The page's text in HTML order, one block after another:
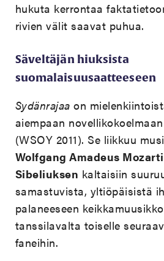
hukuta kerrontaa
rivien välit saavat puhua.
Säveltäjän hiuksista
suomalaisuusaatteeseen
Sydänrajaa on
aiempaan
(WSOY 2011). Se liikkuu
Wolfgang Amadeus
Sibeliuksen kaltaisiin
samastuvista, yltiöpäisistä
palaneeseen
tanssilavalta toiselle
faneihin.